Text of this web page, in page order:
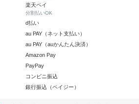
楽天ペイ
分割払いOK
d払い
au PAY（ネット支払い）
au PAY（auかんたん決済）
Amazon Pay
PayPay
コンビニ振込
銀行振込（ペイジー）